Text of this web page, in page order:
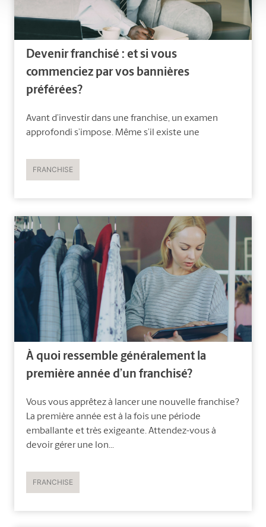
Devenir franchisé : et si vous
commenciez par vos bannières
préférées?
Avant d’investir dans une franchise, un examen
approfondi s’impose. Même s’il existe une
FRANCHISE
À quoi ressemble généralement la
première année d’un franchisé?
Vous vous apprêtez à lancer une nouvelle franchise?
La première année est à la fois une période
emballante et très exigeante. Attendez-vous à
devoir gérer une lon...
FRANCHISE